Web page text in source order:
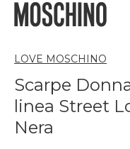
LOVE MOSCHINO
Scarpe
linea Street
Nera